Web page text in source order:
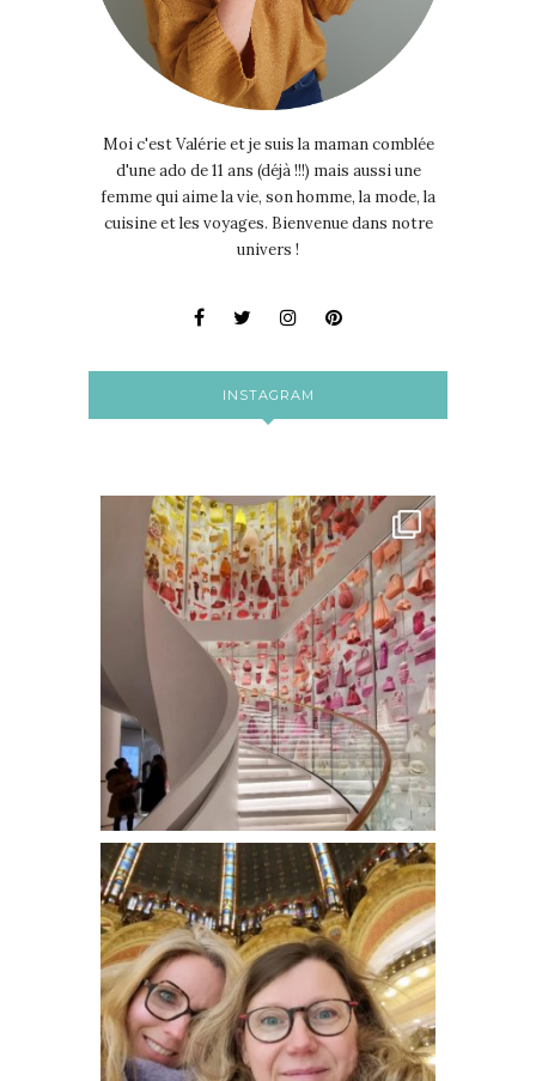
Moi c'est Valérie et je suis la maman comblée
d'une ado de 11 ans (déjà !!!) mais aussi une
femme qui aime la vie, son homme, la mode, la
cuisine et les voyages. Bienvenue dans notre
univers !
INSTAGRAM